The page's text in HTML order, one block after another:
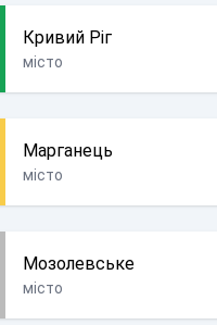
Кривий Ріг
місто
Марганець
місто
Мозолевське
місто